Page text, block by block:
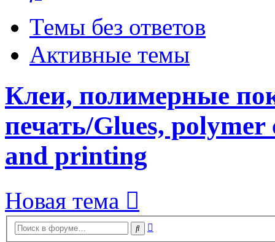
Темы без ответов
Активные темы
Клеи, полимерные
печать/Glues,
and printing
Новая тема
Поиск